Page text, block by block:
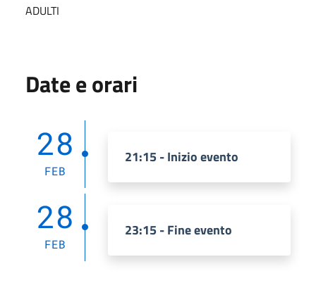
ADULTI
Date e orari
28
FEB
21:15 - Inizio evento
28
FEB
23:15 - Fine evento